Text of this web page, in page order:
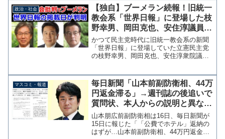
た。 山井氏は16日に国会内で開かれた
国対ヒアリングで、旧統一...
政治・社会
【独自】ブーメラン続報！旧統一
教会系「世界日報」に登場した枝
野幸男、岡田克也、安住淳議員、
それぞれの掲載日が判明
かつて民主党時代に旧統一教会系の新聞
「世界日報」に登場していた立憲民主党
の枝野幸男、岡田克也、安住淳衆院議員
社広報担当者によると、掲載日は以下の
とおり。（掲載日順）岡田...
マスコミ・報道
毎日新聞「山本前副防衛相、44万
円返金滞る」→週刊誌の後追いで
質問状、本人からの説明と異なる
記事作成
山本朋広前副防衛相は16日、毎日新聞が
15日に報じた「「公費でホテル」返納の
はずが…山本前副防衛相、44万円返金滞